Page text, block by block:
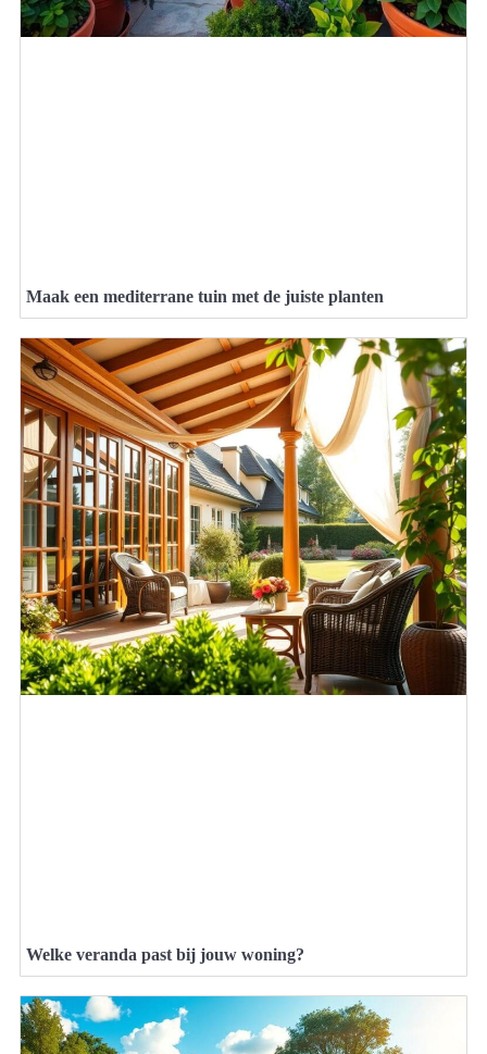
Maak een mediterrane tuin met de juiste planten
Welke veranda past bij jouw woning?